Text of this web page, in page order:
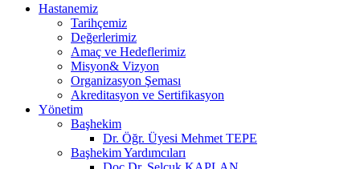
Hastanemiz
Tarihçemiz
Değerlerimiz
Amaç ve Hedeflerimiz
Misyon& Vizyon
Organizasyon Şeması
Akreditasyon ve Sertifikasyon
Yönetim
Başhekim
Dr. Öğr. Üyesi Mehmet TEPE
Başhekim Yardımcıları